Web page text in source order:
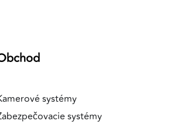
systémy
systémy